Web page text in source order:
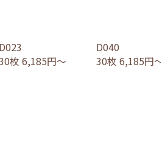
D023
枚 6,185円～
D040
30枚 6,185円～